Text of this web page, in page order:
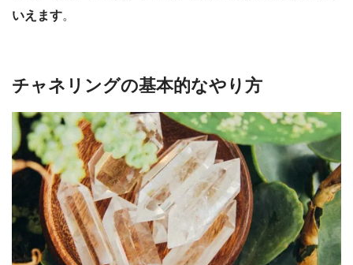
いえます。
チャネリングの基本的なやり方